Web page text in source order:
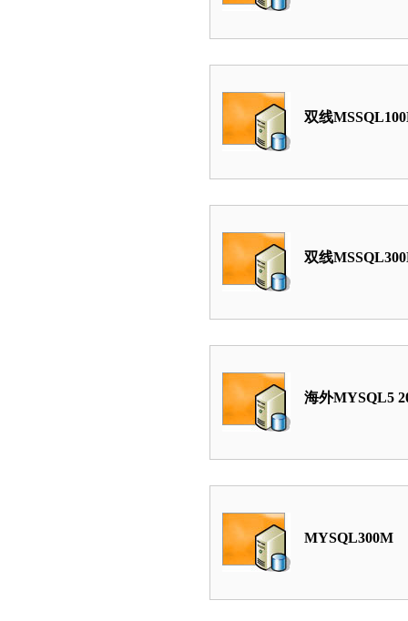
双线
双线
海外MYSQL5
MYSQL300M